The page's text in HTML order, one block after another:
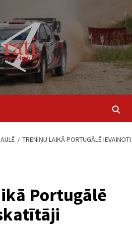
TRENIŅU LAIKĀ PORTUGĀLĒ IEVAINOTI
Portugālē